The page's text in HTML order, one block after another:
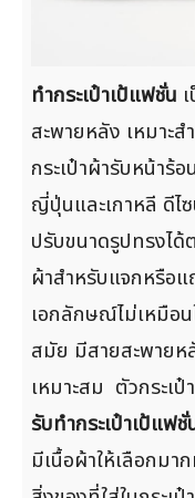
ทำกระเป๋าเป้แฟชั่น
สะพายหลัง เหมาะ
กระเป๋าผ้ารับหน้าร้
ญี่ปุ่นและเกาหลี ดีไ
ปรับขนาดรูปทรงได้
ผ้าสำหรับแจกหรือ
เอกลักษณ์ไม่เหมือ
สมัย มีสายสะพายห
เหมาะสม ตัวกระเ
รับทำกระเป๋าเป้แฟ
มีเนื้อผ้าให้เลือกม